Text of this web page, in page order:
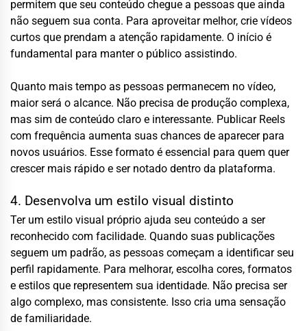
permitem que seu conteúdo chegue a pessoas que ainda
não seguem sua conta. Para aproveitar melhor, crie vídeos
curtos que prendam a atenção rapidamente. O início é
fundamental para manter o público assistindo.
Quanto mais tempo as pessoas permanecem no vídeo,
maior será o alcance. Não precisa de produção complexa,
mas sim de conteúdo claro e interessante. Publicar Reels
com frequência aumenta suas chances de aparecer para
novos usuários. Esse formato é essencial para quem quer
crescer mais rápido e ser notado dentro da plataforma.
4. Desenvolva um estilo visual distinto
Ter um estilo visual próprio ajuda seu conteúdo a ser
reconhecido com facilidade. Quando suas publicações
seguem um padrão, as pessoas começam a identificar seu
perfil rapidamente. Para melhorar, escolha cores, formatos
e estilos que representem sua identidade. Não precisa ser
algo complexo, mas consistente. Isso cria uma sensação
de familiaridade.